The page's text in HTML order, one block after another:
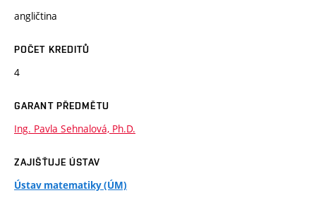
angličtina
POČET KREDITŮ
4
GARANT PŘEDMĚTU
Ing. Pavla Sehnalová, Ph.D.
ZAJIŠŤUJE ÚSTAV
Ústav matematiky (ÚM)